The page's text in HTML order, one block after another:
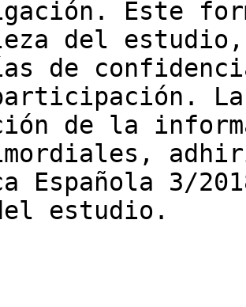
Este
del
de
de la
Española 3/